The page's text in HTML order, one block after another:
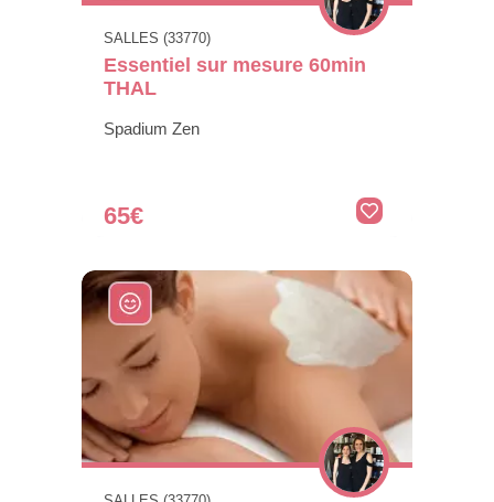
SALLES (33770)
Essentiel sur mesure 60min
THAL
Spadium Zen
65€